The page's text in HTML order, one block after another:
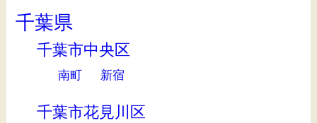
千葉県
千葉市中央区
南町 新宿
千葉市花見川区